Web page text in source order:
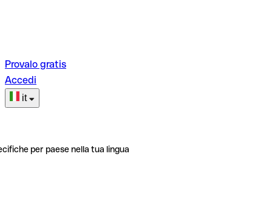
Provalo gratis
Accedi
it
per paese nella tua lingua